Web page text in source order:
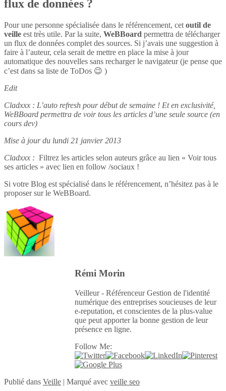
flux de données ?
Pour une personne spécialisée dans le référencement, cet outil de
veille est très utile. Par la suite, WeBBoard permettra de télécharger
un flux de données complet des sources. Si j’avais une suggestion à
faire à l’auteur, cela serait de mettre en place la mise à jour
automatique des nouvelles sans recharger le navigateur (je pense que
c’est dans sa liste de ToDos 😉 )
Edit
Cladxxx : L’auto refresh pour début de semaine ! Et en exclusivité,
WeBBoard permettra de voir tous les articles d’une seule source (en
cours dev)
Mise à jour du lundi 21 janvier 2013
Cladxxx : Filtrez les articles selon auteurs grâce au lien « Voir tous
ses articles » avec lien en follow /sociaux !
Si votre Blog est spécialisé dans le référencement, n’hésitez pas à le
proposer sur le WeBBoard.
Rémi Morin
Veilleur - Référenceur Gestion de l'identité
numérique des entreprises soucieuses de leur
e-reputation, et conscientes de la plus-value
que peut apporter la bonne gestion de leur
présence en ligne.
Follow Me:
Publié dans Veille | Marqué avec veille seo